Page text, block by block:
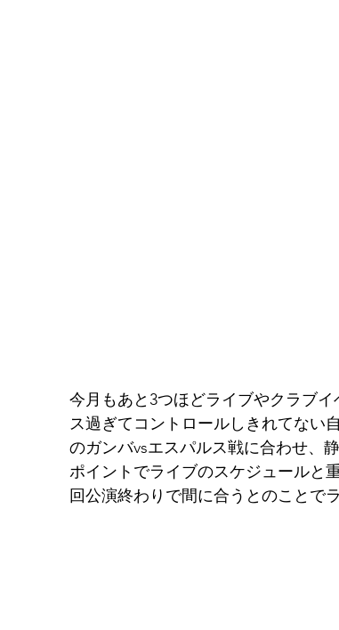
今月もあと3つほどライブやクラブ
ス過ぎてコントロールしきれてない
のガンバvsエスパルス戦に合わせ、
ポイントでライブのスケジュールと
回公演終わりで間に合うとのことで